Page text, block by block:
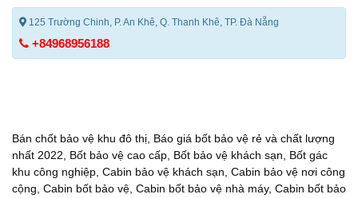
125 Trường Chinh, P. An Khê, Q. Thanh Khê, TP. Đà Nẵng
+84968956188
Bán chốt bảo vệ khu đô thị Báo giá bốt bảo vệ rẻ và chất lượng
nhất 2022
Bốt bảo vệ cao cấp Bốt bảo vệ khách sạn
Bốt gác
khu công nghiệp Cabin bảo vệ khách sạn Cabin bảo vệ nơi công
cộng Cabin bốt bảo vệ Cabin bốt bảo vệ nhà máy, Cabin bốt bảo